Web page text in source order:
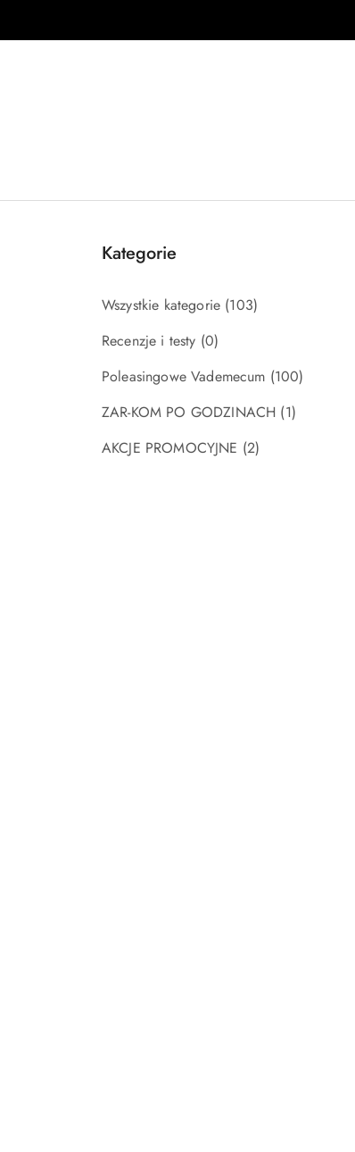
Kategorie
Wszystkie kategorie (103)
Recenzje i testy (0)
Poleasingowe Vademecum (100)
ZAR-KOM PO GODZINACH (1)
AKCJE PROMOCYJNE (2)